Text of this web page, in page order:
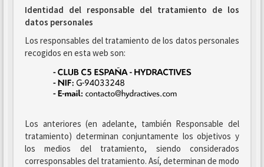
Identidad del responsable del tratamiento de los
datos personales
Los responsables del tratamiento de los datos personales
recogidos en esta web son:
Los anteriores (en adelante, también Responsable del
tratamiento) determinan conjuntamente los objetivos y
los medios del tratamiento, siendo considerados
corresponsables del tratamiento. Así, determinan de modo